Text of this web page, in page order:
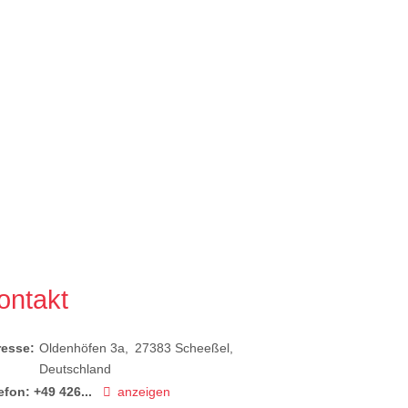
Oldenhöfen 3a 27383 Scheeßel
Deutschland
+49 426... anzeigen